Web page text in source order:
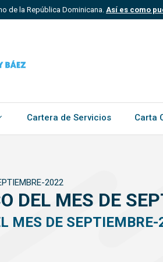
de la República Dominicana. Así es como
significa que pertenece a una organización
Cartera de Servicios Carta
2022
DEL MES DE
MES DE